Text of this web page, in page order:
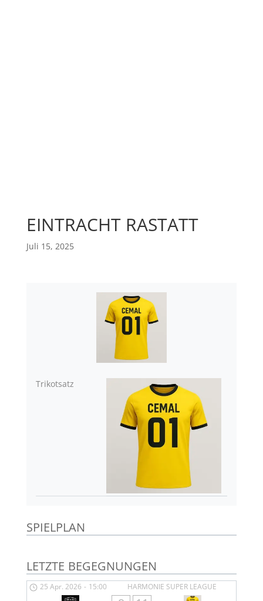
EINTRACHT RASTATT
Juli 15, 2025
Trikotsatz
SPIELPLAN
LETZTE BEGEGNUNGEN
HARMONIE SUPER LEAGUE
25 Apr. 2026 - 15:00